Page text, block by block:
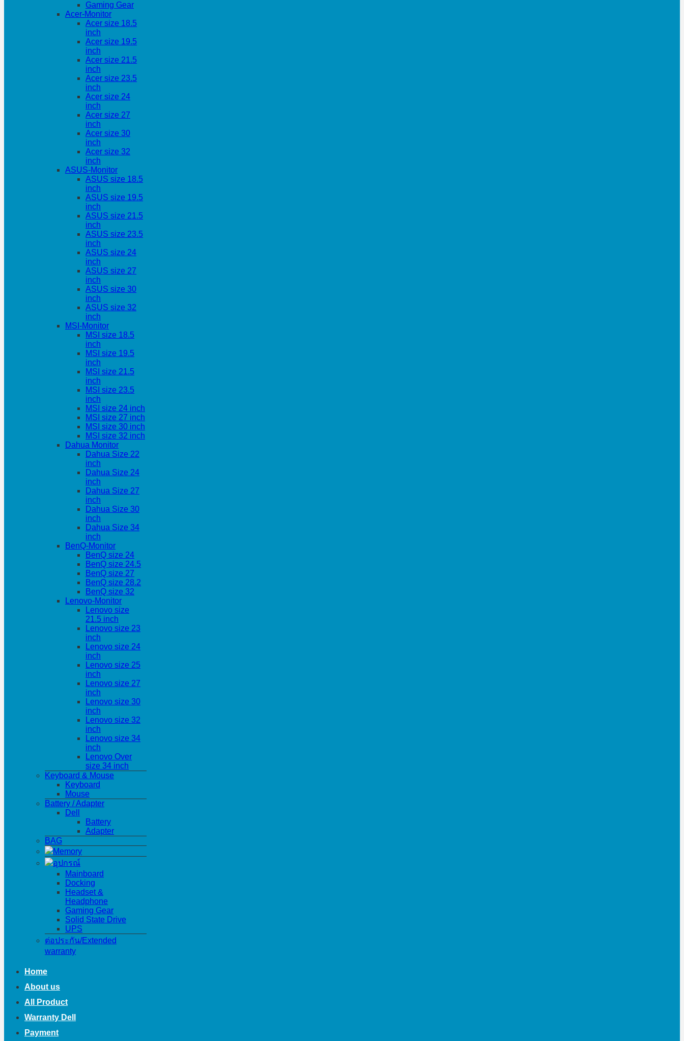
Gaming Gear
Acer-Monitor
Acer size 18.5
inch
Acer size 19.5
inch
Acer size 21.5
inch
Acer size 23.5
inch
Acer size 24
inch
Acer size 27
inch
Acer size 30
inch
Acer size 32
inch
ASUS-Monitor
ASUS size 18.5
inch
ASUS size 19.5
inch
ASUS size 21.5
inch
ASUS size 23.5
inch
ASUS size 24
inch
ASUS size 27
inch
ASUS size 30
inch
ASUS size 32
inch
MSI-Monitor
MSI size 18.5
inch
MSI size 19.5
inch
MSI size 21.5
inch
MSI size 23.5
inch
MSI size 24 inch
MSI size 27 inch
MSI size 30 inch
MSI size 32 inch
Dahua Monitor
Dahua Size 22
inch
Dahua Size 24
inch
Dahua Size 27
inch
Dahua Size 30
inch
Dahua Size 34
inch
BenQ-Monitor
BenQ size 24
BenQ size 24.5
BenQ size 27
BenQ size 28.2
BenQ size 32
Lenovo-Monitor
Lenovo size
21.5 inch
Lenovo size 23
inch
Lenovo size 24
inch
Lenovo size 25
inch
Lenovo size 27
inch
Lenovo size 30
inch
Lenovo size 32
inch
Lenovo size 34
inch
Lenovo Over
size 34 inch
Keyboard & Mouse
Keyboard
Mouse
Battery / Adapter
Dell
Battery
Adapter
BAG
Memory
อุปกรณ์
Mainboard
Docking
Headset &
Headphone
Gaming Gear
Solid State Drive
UPS
ต่อประกัน/Extended
warranty
Home
About us
All Product
Warranty Dell
Payment